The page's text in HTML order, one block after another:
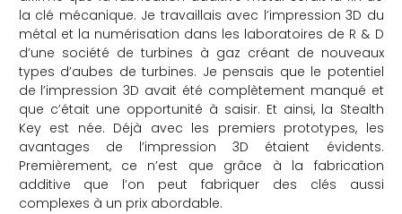
la clé mécanique. Je travaillais avec l’impression 3D du
métal et la numérisation dans les laboratoires de R & D
d’une société de turbines à gaz créant de nouveaux
types d’aubes de turbines. Je pensais que le potentiel
de l’impression 3D avait été complètement manqué et
que c’était une opportunité à saisir. Et ainsi, la Stealth
Key est née. Déjà avec les premiers prototypes, les
avantages de l’impression 3D étaient évidents.
Premièrement, ce n’est que grâce à la fabrication
additive que l’on peut fabriquer des clés aussi
complexes à un prix abordable.